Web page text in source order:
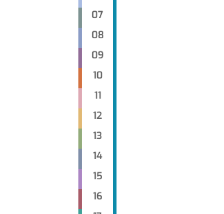
07
08
09
10
11
12
13
14
15
16